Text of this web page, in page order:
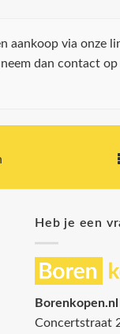
via onze
dan contact
Heb je een
Borenkopen.nl
Concertstraat